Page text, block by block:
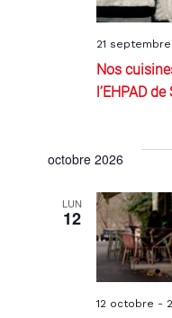
Nos
l’EHPAD
21 septembre
octobre 2026
LUN
12
12 octobre -